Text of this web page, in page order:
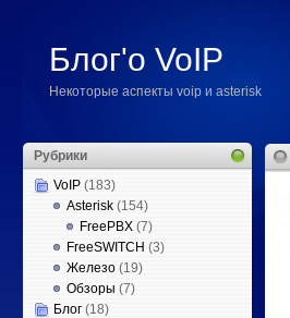
Блог'о VoIP
Некоторые аспекты voip и asterisk
Рубрики
VoIP (183)
Asterisk (154)
FreePBX (7)
FreeSWITCH (3)
Железо (19)
Обзоры (7)
Блог (18)